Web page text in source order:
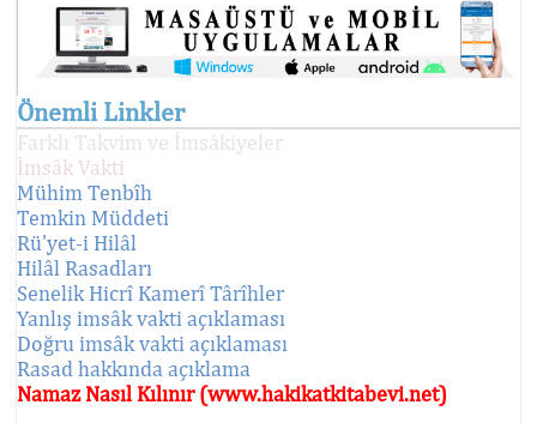
Önemli Linkler
Farklı Takvim ve İmsâkiyeler
İmsâk Vakti
Mühim Tenbîh
Temkin Müddeti
Rü'yet-i Hilâl
Hilâl Rasadları
Senelik Hicrî Kamerî Târîhler
Yanlış imsâk vakti açıklaması
Doğru imsâk vakti açıklaması
Rasad hakkında açıklama
Namaz Nasıl Kılınır (www.hakikatkitabevi.net)